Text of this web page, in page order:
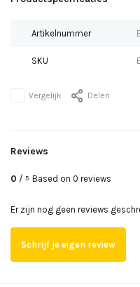
Artikelnummer
SKU
Vergelijk Delen
Reviews
0 / 5 Based on 0 reviews
Er zijn nog geen reviews
Schrijf je eigen review